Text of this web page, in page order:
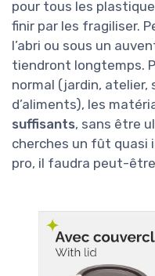
pour tous les
finir par les fragiliser.
l’abri ou sous un
tiendront longtemps.
normal (jardin, atelier,
d’aliments), les
suffisants, sans être
cherches un fût quasi
pro, il faudra peut-